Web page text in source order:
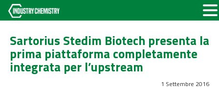
Sartorius Stedim Biotech presenta la
prima piattaforma completamente
integrata per l’upstream
1 Settembre 2016